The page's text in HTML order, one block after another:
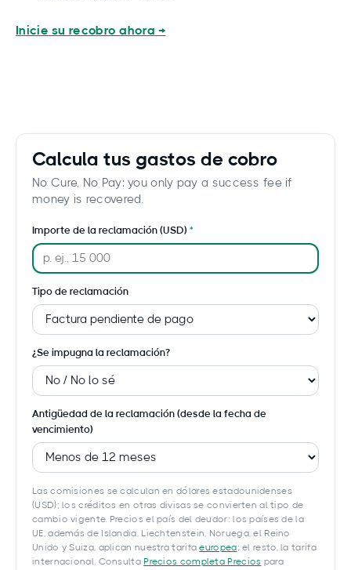
Inicie su recobro ahora →
Calcula tus gastos de cobro
No Cure, No Pay: you only pay a success fee if
money is recovered.
Importe de la reclamación (USD)
Tipo de reclamación
¿Se impugna la reclamación?
Antigüedad de la reclamación (desde la fecha de
vencimiento)
Las comisiones se calculan en dólares estadounidenses
(USD); los créditos en otras divisas se convierten al tipo de
cambio vigente. Precios el país del deudor: los países de la
UE, además de Islandia, Liechtenstein, Noruega, el Reino
Unido y Suiza, aplican nuestra tarifaeuropea; el resto, la tarifa
internacional. ConsultaPrecios completa Precios para